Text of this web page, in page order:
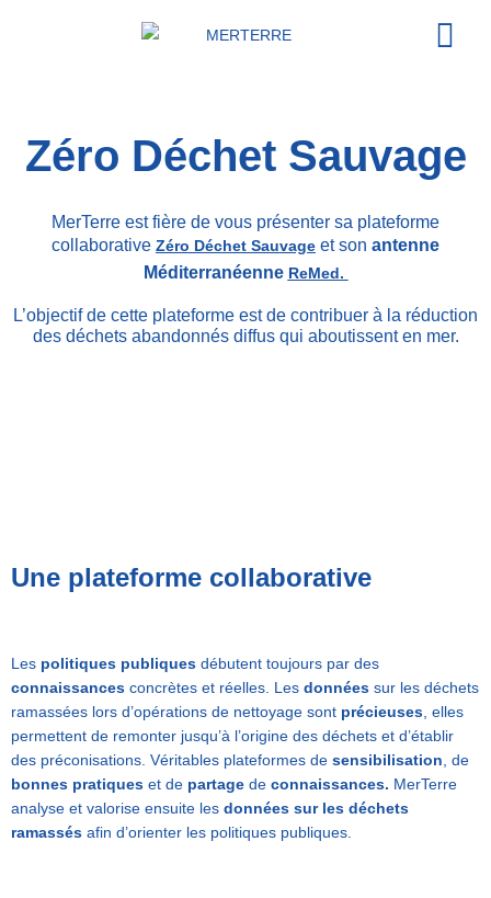
Zéro Déchet Sauvage
MerTerre est fière de vous présenter sa plateforme
collaborative Zéro Déchet Sauvage et son antenne
Méditerranéenne ReMed.
L’objectif de cette plateforme est de contribuer à la réduction
des déchets abandonnés diffus qui aboutissent en mer.
Une plateforme collaborative
Les politiques publiques débutent toujours par des
connaissances concrètes et réelles. Les données sur les déchets
ramassées lors d’opérations de nettoyage sont précieuses , elles
permettent de remonter jusqu’à l’origine des déchets et d’établir
des préconisations. Véritables plateformes de sensibilisation , de
bonnes pratiques et de partage de connaissances. MerTerre
analyse et valorise ensuite les données sur les déchets
ramassés afin d’orienter les politiques publiques.